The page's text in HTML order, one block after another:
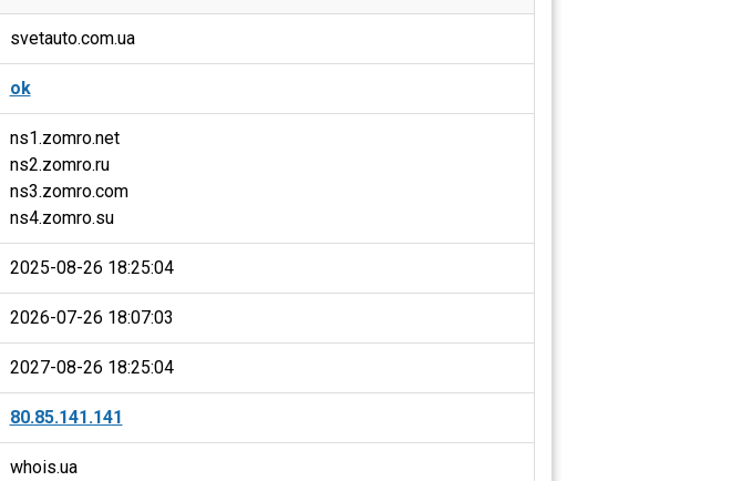
svetauto.com.ua
ok
ns1.zomro.net
ns2.zomro.ru
ns3.zomro.com
2025-08-26 18:25:04
2026-07-26 18:07:03
2027-08-26 18:25:04
80.85.141.141
whois.ua